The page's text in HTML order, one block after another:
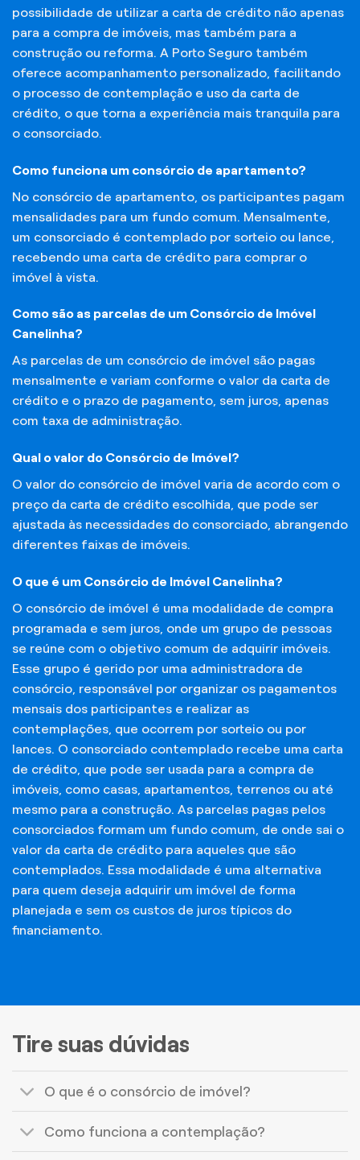
possibilidade de utilizar a carta de crédito não apenas
para a compra de imóveis, mas também para a
construção ou reforma. A Porto Seguro também
oferece acompanhamento personalizado, facilitando
o processo de contemplação e uso da carta de
crédito, o que torna a experiência mais tranquila para
o consorciado.
Como funciona um consórcio de apartamento?
No consórcio de apartamento, os participantes pagam
mensalidades para um fundo comum. Mensalmente,
um consorciado é contemplado por sorteio ou lance,
recebendo uma carta de crédito para comprar o
imóvel à vista.
Como são as parcelas de um Consórcio de Imóvel
Canelinha?
As parcelas de um consórcio de imóvel são pagas
mensalmente e variam conforme o valor da carta de
crédito e o prazo de pagamento, sem juros, apenas
com taxa de administração.
Qual o valor do Consórcio de Imóvel?
O valor do consórcio de imóvel varia de acordo com o
preço da carta de crédito escolhida, que pode ser
ajustada às necessidades do consorciado, abrangendo
diferentes faixas de imóveis.
O que é um Consórcio de Imóvel Canelinha?
O consórcio de imóvel é uma modalidade de compra
programada e sem juros, onde um grupo de pessoas
se reúne com o objetivo comum de adquirir imóveis.
Esse grupo é gerido por uma administradora de
consórcio, responsável por organizar os pagamentos
mensais dos participantes e realizar as
contemplações, que ocorrem por sorteio ou por
lances. O consorciado contemplado recebe uma carta
de crédito, que pode ser usada para a compra de
imóveis, como casas, apartamentos, terrenos ou até
mesmo para a construção. As parcelas pagas pelos
consorciados formam um fundo comum, de onde sai o
valor da carta de crédito para aqueles que são
contemplados. Essa modalidade é uma alternativa
para quem deseja adquirir um imóvel de forma
planejada e sem os custos de juros típicos do
financiamento.
Tire suas dúvidas
O que é o consórcio de imóvel?
Como funciona a contemplação?